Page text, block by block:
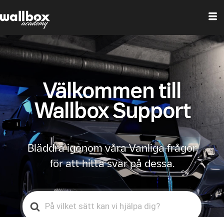
Välkommen till
Wallbox Support
Bläddra igenom våra Vanliga frågor
för att hitta svar på dessa.
Search
For